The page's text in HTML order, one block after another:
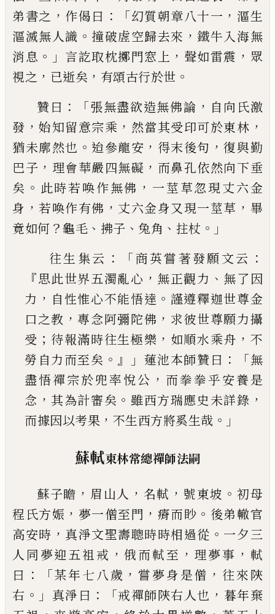
弟書之 ， 作偈曰 ：「幻質朝章八十一 ，漚生
漚滅無人識 。 撞破虗空歸去來 ， 鐵牛入海無
消息 。」 言訖取枕擲門窓上 ， 聲如雷震 ， 眾
視之 ， 已逝矣 ， 有頌古行於世 。
贊曰 ：「張無盡欲造無佛論 ， 自向氏激
發 ，始知留意宗乘 ， 然當其受印可於東林 ，
猶未廓然也 。 迨參龍安 ， 得末後句 ，復與勤
巴子 ， 理會華嚴四無礙 ， 而鼻孔依然向下垂
矣 。 此時若喚作無佛 ， 一莖草忽現丈六金
身 ，若喚作有佛 ， 丈六金身又現一莖草 ， 畢
竟如何 ？龜毛 、 拂子 、 兔角 、 拄杖 。」
往生集云 ：「商英嘗著發願文云 ：
『思此世界五濁亂心 ， 無正觀力 、 無了因
力 ， 自性惟心不能悟達 。 謹遵釋迦世尊金
口之教 ， 專念阿彌陀佛 ， 求彼世尊願力攝
受 ； 待報滿時往生極樂 ， 如順水乘舟 ， 不
勞自力而至矣 。』」 蓮池本師贊曰 ：「無
盡悟禪宗於兜率悅公 ， 而拳拳乎安養是
念 ，其為計審矣 。 雖西方瑞應史未詳錄 ，
而據因以考果 ， 不生西方將奚生哉 。」
蘇軾東林常總禪師法嗣
蘇子瞻 ， 眉山人 ， 名軾 ， 號東坡 。 初母
程氏方娠 ， 夢一僧至門 ， 瘠而眇 。 後弟轍官
高安時 ， 真淨文聖壽聰時時相過從 。 一夕三
人同夢迎五祖戒 ，俄而軾至 ， 理夢事 ， 軾
曰 ：「某年七八歲 ，嘗夢身是僧 ， 往來陝
右 。」 真淨曰 ：「戒禪師陝右人也 ， 暮年棄